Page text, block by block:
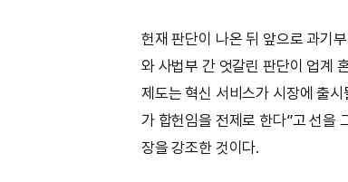
헌재 판단이 나온 뒤 앞으로 과기
와 사법부 간 엇갈린 판단이 업계
제도는 혁신 서비스가 시장에 출
가 합헌임을 전제로 한다”고 선을
장을 강조한 것이다.